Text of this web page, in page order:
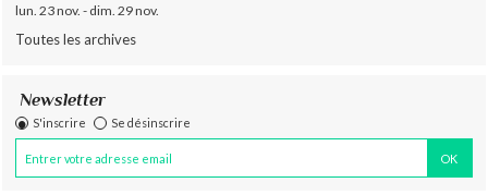
lun. 23 nov. - dim. 29 nov.
Toutes les archives
Newsletter
S'inscrire Se désinscrire